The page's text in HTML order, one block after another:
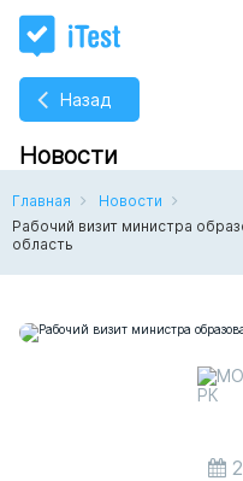
Назад
Новости
Главная
Новости
Рабочий визит министра
область